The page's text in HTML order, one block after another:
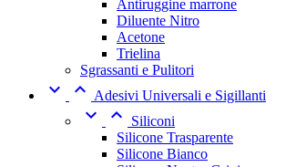
Antiruggine marrone
Diluente Nitro
Acetone
Trielina
Sgrassanti e Pulitori
  Adesivi Universali e Sigillanti
 
Siliconi
Silicone Trasparente
Silicone Bianco